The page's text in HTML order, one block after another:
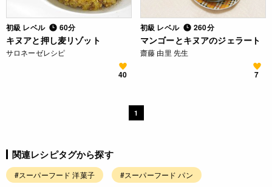
初級 レベル 60分
キヌアと押し麦リゾット
サロネーゼレシピ
40
初級 レベル 260分
マンゴーとキヌアのジェラート
齋藤 由里 先生
7
1
関連レシピタグから探す
#スーパーフード 洋菓子 #スーパーフード パン